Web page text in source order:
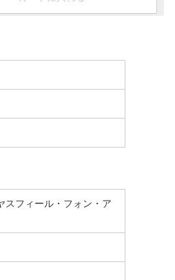
スフィール・フォン・ア